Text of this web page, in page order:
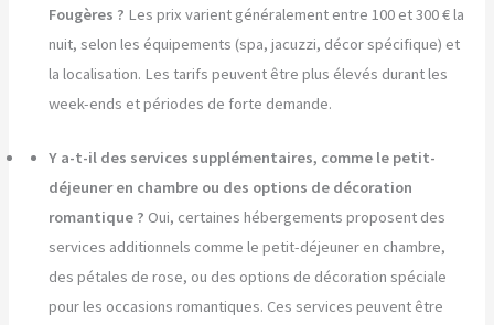
Fougères ? Les prix varient généralement entre 100 et 300 € la
nuit, selon les équipements (spa, jacuzzi, décor spécifique) et
la localisation. Les tarifs peuvent être plus élevés durant les
week-ends et périodes de forte demande.
Y a-t-il des services supplémentaires, comme le petit-
déjeuner en chambre ou des options de décoration
romantique ? Oui, certaines hébergements proposent des
services additionnels comme le petit-déjeuner en chambre,
des pétales de rose, ou des options de décoration spéciale
pour les occasions romantiques. Ces services peuvent être